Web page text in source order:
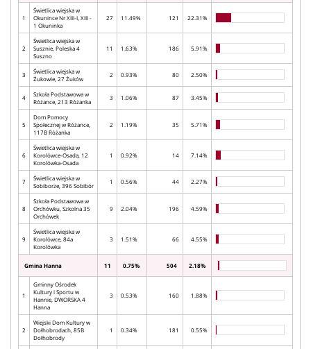
1
Świetlica wiejska w
Okunince Nr XIII-I, XIII -
1 Okuninka
27 11.49% 121 22.31%
2
Świetlica wiejska w
Susznie, Poleska 4
Suszno
11 1.63% 186 5.91%
3
Świetlica wiejska w
Żukowie, 27 Żuków
2 0.93% 80 2.50%
4
Szkoła Podstawowa w
Różance, 213 Różanka
3 1.06% 87 3.45%
5
Dom Pomocy
Społecznej w Różance,
117B Różanka
2 1.19% 35 5.71%
6
Świetlica wiejska w
Korolówce-Osada, 12
Korolówka-Osada
1 0.92% 14 7.14%
7
Świetlica wiejska w
Sobiborze, 396 Sobibór
1 0.56% 44 2.27%
8
Szkoła Podstawowa w
Orchówku, Szkolna 35
Orchówek
9 2.04% 196 4.59%
9
Świetlica wiejska w
Korolówce, 84a
Korolówka
3 1.51% 66 4.55%
Gmina Hanna 11 0.75% 504 2.18%
1
Gminny Ośrodek
Kultury i Sportu w
Hannie, DWORSKA 4
Hanna
3 0.53% 160 1.88%
2
Wiejski Dom Kultury w
Dołhobrodach, 85B
Dołhobrody
1 0.34% 181 0.55%